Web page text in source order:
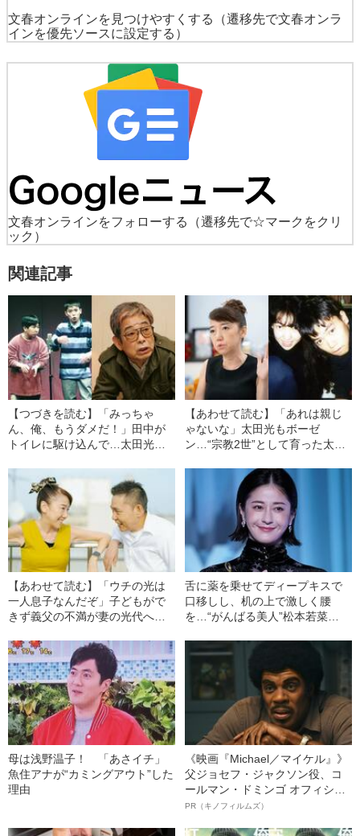
文春オンラインを見つけやすくする
（遷移先で文春オンラ
インを優先ソースに設定する）
文春オンラインをフォローする
（遷移先で☆マークをクリ
ック）
関連記事
【つづきを読む】「みっちゃ
ん、俺、もうダメだ！」田中が
トイレに駆け込んで…太田光代
爆笑問題と立川談志の“修羅場”
【あわせて読む】「あれは親じ
ゃないな」太田光もボーゼ
ン…“宗教2世”として育った太田
暮らしを始めた理由
【あわせて読む】「ウチの光は
一人息子なんだぞ」子どもがで
きず義父の不満が妻の光代へ…
た“毅然とした一言”とは
舌に薬を乗せてディープキスで
口移しし、机の上で激しく腰
を…“がんばる美人”松本若菜
母は浅野温子！ 「あさイチ」
魚住アナが“カミングアウト”した
理由
《映画『Michael／マイケル』》
父ジョセフ・ジャクソン役、コ
ールマン・ドミンゴ オフィシャ
ルインタビュー“観客を魅了した
PR（キノフィルムズ）